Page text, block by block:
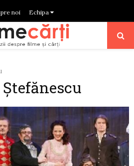
noi Echipa